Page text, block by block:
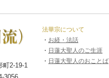
2-19-1
法華宗について
・ お経・法話
・ 日蓮大聖人のご生涯
・ 日蓮大聖人のおことば